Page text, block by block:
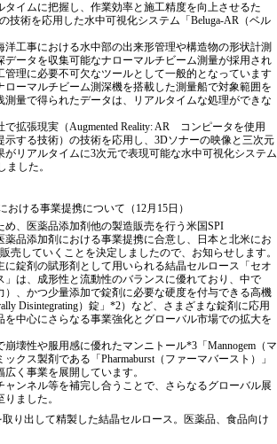
イムに把握し、作業効率と施工精度を向上させるた
技術を応用した水中可視化システム「Beluga-AR（ベル
工事における水中部の出来形管理や構造物の形状計測
ータを収集可能なナローマルチビーム測量が採用され
理に必要不可欠なツールとして一般的となっています
ーマルチビーム測深機を搭載した測量船で対象範囲を
量で得られたデータは、リアルタイムな処理ができな
拡張現実（Augmented Reality: AR コンピータを使用
する技術）の技術を応用し、3Dソナーの映像と三次元
リアルタイムに3次元で表現可能な水中可視化システム
ました。
おける事業提携について（12月15日）
、医薬品添加剤他の製造販売を行う米国SPI
薬品添加剤における事業提携に合意し、日本と北米にお
売していくことを決定しましたので、お知らせします。
錠剤の賦形剤として用いられる結晶セルロース「セオ
は、成形性と流動性のバランスに優れており、中で
、かつ少量添加で錠剤に必要な硬度を付与できる高機
Disintegrating）錠」*2）など、さまざまな錠剤に応用
中心にさらなる事業強化とグローバル市場での拡大を
壊性や服用感に優れたマンニトール*3「Mannogem（マ
クス製剤である「Pharmaburst（ファーマバースト）」
く事業を展開しています。
ンネル等を補完し合うことで、さらなるグローバル展
ました。
り出して精製した結晶セルロース。医薬品、食品向け